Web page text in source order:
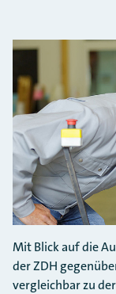
Mit Blick auf die
der ZDH
vergleichbar zu